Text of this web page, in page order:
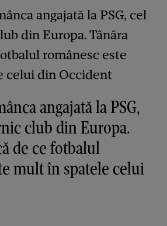
angajată la PSG,
club din Europa.
de ce fotbalul
mult în spatele celui